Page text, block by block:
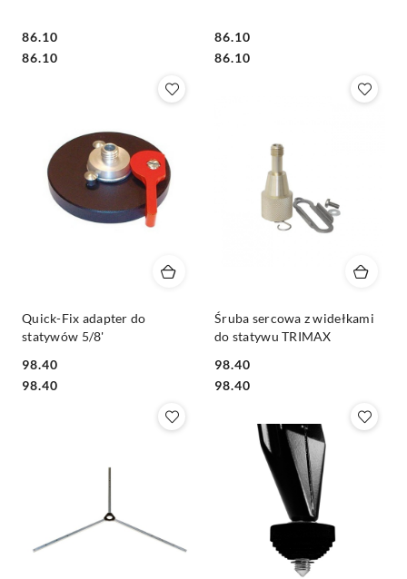
Cena:
86.10
Cena:
86.10 Cena:
86.10
Cena:
86.10
Quick-Fix adapter do
statywów 5/8'
Cena:
98.40
Cena:
98.40
Śruba sercowa z widełkami
do statywu TRIMAX
Cena:
98.40
Cena:
98.40